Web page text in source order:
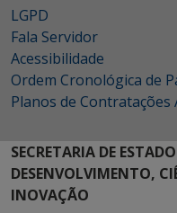
LGPD
Fala Servidor
Acessibilidade
Ordem Cronológica de
Planos de Contratações
SECRETARIA DE
DESENVOLVIMENTO,
INOVAÇÃO